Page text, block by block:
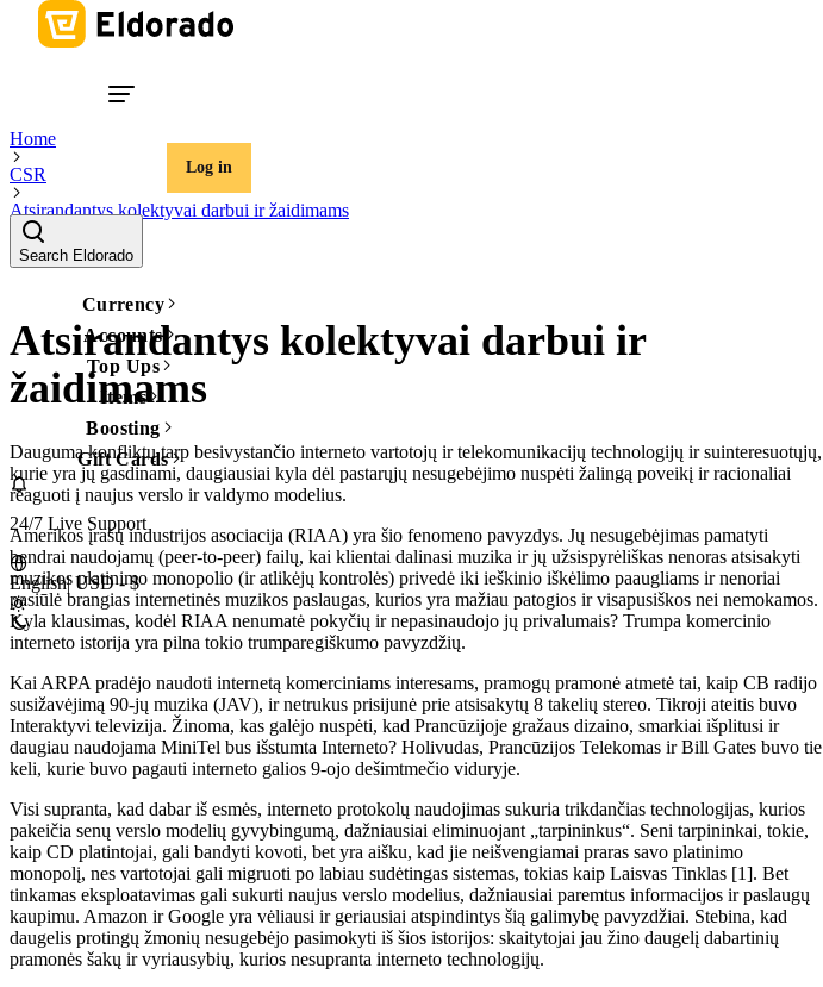
Log in
Search Eldorado
Currency
Accounts
Top Ups
Items
Boosting
Gift Cards
24/7 Live Support
English|USD - $
Home
CSR
Atsirandantys kolektyvai darbui ir žaidimams
Atsirandantys kolektyvai darbui ir
žaidimams
Dauguma konfliktų tarp besivystančio interneto vartotojų ir telekomunikacijų technologijų ir suinteresuotųjų,
kurie yra jų gasdinami, daugiausiai kyla dėl pastarųjų nesugebėjimo nuspėti žalingą poveikį ir racionaliai
reaguoti į naujus verslo ir valdymo modelius.
Amerikos įrašų industrijos asociacija (RIAA) yra šio fenomeno pavyzdys. Jų nesugebėjimas pamatyti
bendrai naudojamų (peer-to-peer) failų, kai klientai dalinasi muzika ir jų užsispyrėliškas nenoras atsisakyti
muzikos platinimo monopolio (ir atlikėjų kontrolės) privedė iki ieškinio iškėlimo paaugliams ir nenoriai
pasiūlė brangias internetinės muzikos paslaugas, kurios yra mažiau patogios ir visapusiškos nei nemokamos.
Kyla klausimas, kodėl RIAA nenumatė pokyčių ir nepasinaudojo jų privalumais? Trumpa komercinio
interneto istorija yra pilna tokio trumparegiškumo pavyzdžių.
Kai ARPA pradėjo naudoti internetą komerciniams interesams, pramogų pramonė atmetė tai, kaip CB radijo
susižavėjimą 90-jų muzika (JAV), ir netrukus prisijunė prie atsisakytų 8 takelių stereo. Tikroji ateitis buvo
Interaktyvi televizija. Žinoma, kas galėjo nuspėti, kad Prancūzijoje gražaus dizaino, smarkiai išplitusi ir
daugiau naudojama MiniTel bus išstumta Interneto? Holivudas, Prancūzijos Telekomas ir Bill Gates buvo tie
keli, kurie buvo pagauti interneto galios 9-ojo dešimtmečio viduryje.
Visi supranta, kad dabar iš esmės, interneto protokolų naudojimas sukuria trikdančias technologijas, kurios
pakeičia senų verslo modelių gyvybingumą, dažniausiai eliminuojant „tarpininkus“. Seni tarpininkai, tokie,
kaip CD platintojai, gali bandyti kovoti, bet yra aišku, kad jie neišvengiamai praras savo platinimo
monopolį, nes vartotojai gali migruoti po labiau sudėtingas sistemas, tokias kaip Laisvas Tinklas [1]. Bet
tinkamas eksploatavimas gali sukurti naujus verslo modelius, dažniausiai paremtus informacijos ir paslaugų
kaupimu. Amazon ir Google yra vėliausi ir geriausiai atspindintys šią galimybę pavyzdžiai. Stebina, kad
daugelis protingų žmonių nesugebėjo pasimokyti iš šios istorijos: skaitytojai jau žino daugelį dabartinių
pramonės šakų ir vyriausybių, kurios nesupranta interneto technologijų.